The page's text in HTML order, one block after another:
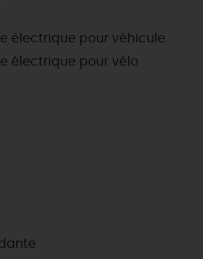
électrique pour véhicule
électrique pour vélo